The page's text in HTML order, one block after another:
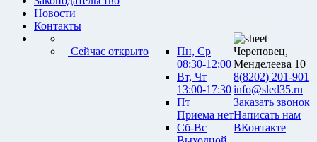
Новости
Контакты
Сейчас открыто
Пн, Ср
08:30-12:00
Вт, Чт
13:00-17:30
Пт
Приема нет
Сб-Вс
Череповец,
Менделеева 10
8(8202) 201-901
info@sled35.ru
Заказать звонок
Написать нам
ВКонтакте